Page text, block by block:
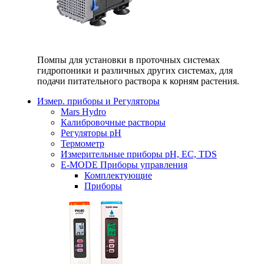
Помпы для установки в проточных системах
гидропоники и различных других системах, для
подачи питательного раствора к корням растения.
Измер. приборы и Регуляторы
Mars Hydro
Калибровочные растворы
Регуляторы рН
Термометр
Измерительные приборы pH, EC, TDS
E-MODE Приборы управления
Комплектующие
Приборы